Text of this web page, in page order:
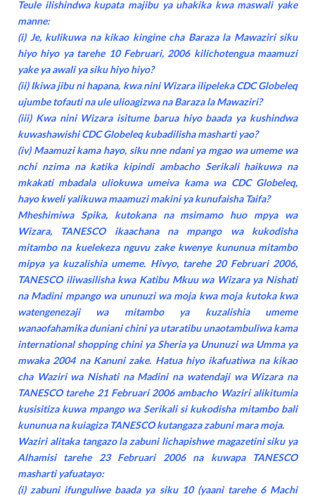
Teule ilishindwa kupata majibu ya uhakika kwa maswali yake
manne:
(i) Je, kulikuwa na kikao kingine cha Baraza la Mawaziri siku
hiyo hiyo ya tarehe 10 Februari, 2006 kilichotengua maamuzi
yake ya awali ya siku hiyo hiyo?
(ii) Ikiwa jibu ni hapana, kwa nini Wizara ilipeleka CDC Globeleq
ujumbe tofauti na ule ulioagizwa na Baraza la Mawaziri?
(iii) Kwa nini Wizara isitume barua hiyo baada ya kushindwa
kuwashawishi CDC Globeleq kubadilisha masharti yao?
(iv) Maamuzi kama hayo, siku nne ndani ya mgao wa umeme wa
nchi nzima na katika kipindi ambacho Serikali haikuwa na
mkakati mbadala uliokuwa umeiva kama wa CDC Globeleq,
hayo kweli yalikuwa maamuzi makini ya kunufaisha Taifa?
Mheshimiwa Spika, kutokana na msimamo huo mpya wa
Wizara, TANESCO ikaachana na mpango wa kukodisha
mitambo na kuelekeza nguvu zake kwenye kununua mitambo
mipya ya kuzalishia umeme. Hivyo, tarehe 20 Februari 2006,
TANESCO iliwasilisha kwa Katibu Mkuu wa Wizara ya Nishati
na Madini mpango wa ununuzi wa moja kwa moja kutoka kwa
watengenezaji wa mitambo ya kuzalishia umeme
wanaofahamika duniani chini ya utaratibu unaotambuliwa kama
international shopping chini ya Sheria ya Ununuzi wa Umma ya
mwaka 2004 na Kanuni zake. Hatua hiyo ikafuatiwa na kikao
cha Waziri wa Nishati na Madini na watendaji wa Wizara na
TANESCO tarehe 21 Februari 2006 ambacho Waziri alikitumia
kusisitiza kuwa mpango wa Serikali si kukodisha mitambo bali
kununua na kuiagiza TANESCO kutangaza zabuni mara moja.
Waziri alitaka tangazo la zabuni lichapishwe magazetini siku ya
Alhamisi tarehe 23 Februari 2006 na kuwapa TANESCO
masharti yafuatayo:
(i) zabuni ifunguliwe baada ya siku 10 (yaani tarehe 6 Machi